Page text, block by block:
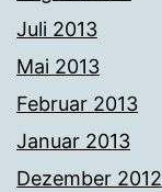
Juli 2013
Mai 2013
Februar 2013
Januar 2013
Dezember 2012